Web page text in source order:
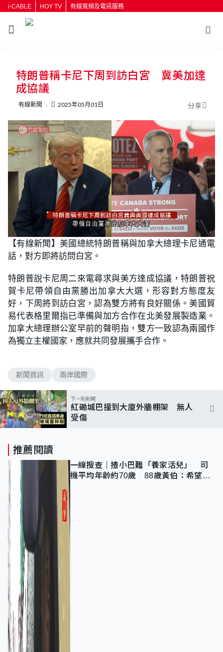
i-CABLE HOY TV 有線寬頻及電訊服務
按輸入鍵開始搜尋
特朗普稱卡尼下周到訪白宮 冀美加達
成協議
有線新聞 2025年05月01日 分享
n
m
t
e
o
a
d
e
d
3
.
1
7
%
【有線新聞】美國總統特朗普稱與加拿大總理卡尼通電
話，對方即將訪問白宮。
特朗普說卡尼周二來電尋求與美方達成協議，特朗普祝
賀卡尼帶領自由黨勝出加拿大大選，形容對方態度友
好，下周將到訪白宮，認為雙方將有良好關係。美國貿
易代表格里爾指已準備與加方合作在北美發展製造業。
加拿大總理辦公室早前的聲明指，雙方一致認為兩國作
為獨立主權國家，應就共同發展攜手合作。
新聞資訊 兩岸國際
下一則新聞
紅磡城巴撞到大廈外牆棚架 無人
受傷
推薦閱讀
一線搜查｜揸小巴難「養家活兒」 司
機平均年齡約70歲 88歲黃伯：希望一